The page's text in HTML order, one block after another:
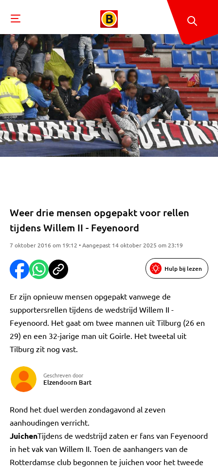
Weer drie mensen opgepakt voor rellen
tijdens Willem II - Feyenoord
7 oktober 2016 om 19:12 • Aangepast 14 oktober 2025 om 23:19
Hulp bij lezen
Er zijn opnieuw mensen opgepakt vanwege de
supportersrellen tijdens de wedstrijd Willem II -
Feyenoord. Het gaat om twee mannen uit Tilburg (26 en
29) en een 32-jarige man uit Goirle. Het tweetal uit
Tilburg zit nog vast.
Geschreven door
Elzendoorn Bart
Rond het duel werden zondagavond al zeven
aanhoudingen verricht.
JuichenTijdens de wedstrijd zaten er fans van Feyenoord
in het vak van Willem II. Toen de aanhangers van de
Rotterdamse club begonnen te juichen voor het tweede